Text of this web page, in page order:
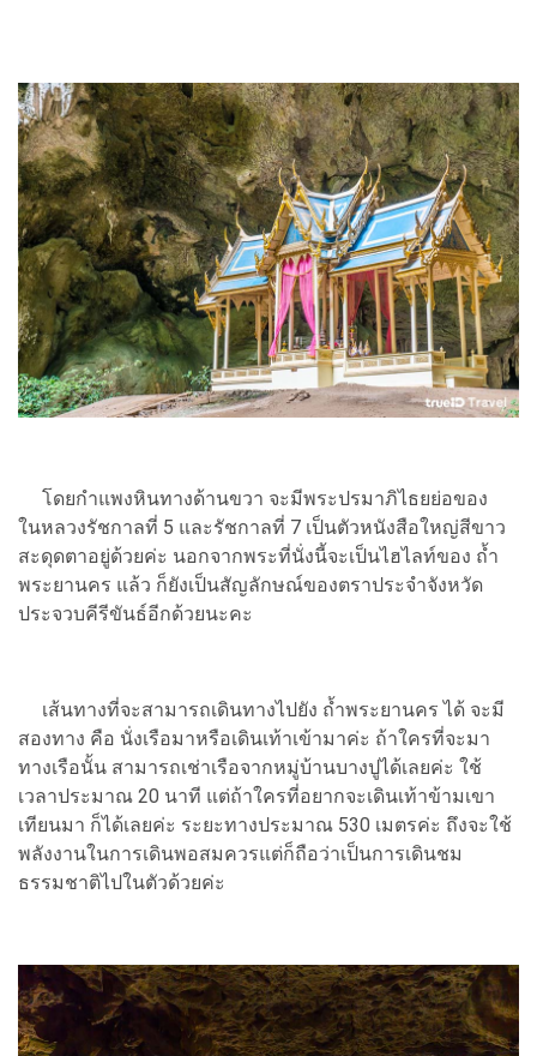
โดยกำแพงหินทางด้านขวา จะมีพระปรมาภิไธยย่อของ
ในหลวงรัชกาลที่ 5 และรัชกาลที่ 7 เป็นตัวหนังสือใหญ่สีขาว
สะดุดตาอยู่ด้วยค่ะ นอกจากพระที่นั่งนี้จะเป็นไฮไลท์ของ ถ้ำ
พระยานคร แล้ว ก็ยังเป็นสัญลักษณ์ของตราประจำจังหวัด
ประจวบคีรีขันธ์อีกด้วยนะคะ
เส้นทางที่จะสามารถเดินทางไปยัง ถ้ำพระยานคร ได้ จะมี
สองทาง คือ นั่งเรือมาหรือเดินเท้าเข้ามาค่ะ ถ้าใครที่จะมา
ทางเรือนั้น สามารถเช่าเรือจากหมู่บ้านบางปูได้เลยค่ะ ใช้
เวลาประมาณ 20 นาที แต่ถ้าใครที่อยากจะเดินเท้าข้ามเขา
เทียนมา ก็ได้เลยค่ะ ระยะทางประมาณ 530 เมตรค่ะ ถึงจะใช้
พลังงานในการเดินพอสมควรแต่ก็ถือว่าเป็นการเดินชม
ธรรมชาติไปในตัวด้วยค่ะ